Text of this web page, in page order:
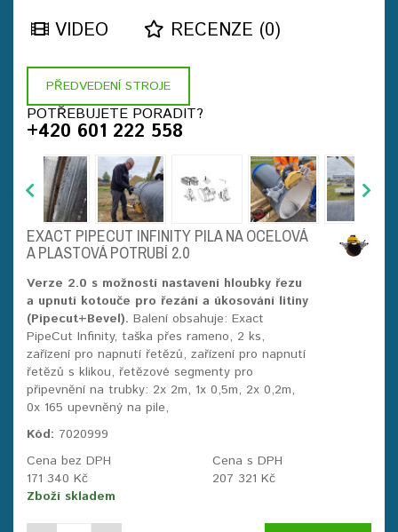
VIDEO RECENZE (0)
PŘEDVEDENÍ STROJE
POTŘEBUJETE PORADIT?
+420 601 222 558
EXACT PIPECUT INFINITY PILA NA OCELOVÁ
A PLASTOVÁ POTRUBÍ 2.0
Verze 2.0 s možností nastavení hloubky řezu
a upnutí kotouče pro řezání a úkosování litiny
(Pipecut+Bevel). Balení obsahuje: Exact
PipeCut Infinity, taška přes rameno, 2 ks,
zařízení pro napnutí řetězů, zařízení pro napnutí
řetězů s klikou, řetězové segmenty pro
připevnění na trubky: 2x 2m, 1x 0,5m, 2x 0,2m,
0x 165 upevněný na pile,
Kód: 7020999
Cena bez DPH
171 340 Kč
Cena s DPH
207 321 Kč
Zboží skladem